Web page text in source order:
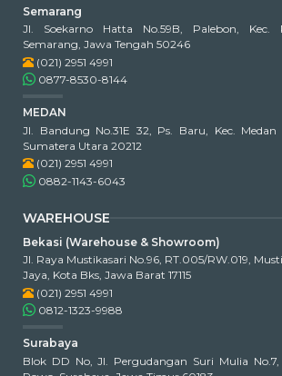
Semarang
Jl. Soekarno Hatta No.59B, Palebon, Kec.
Semarang, Jawa Tengah 50246
(021) 2951 4991
0877-8530-8144
MEDAN
Jl. Bandung No.31E 32, Ps. Baru, Kec. Medan
Sumatera Utara 20212
(021) 2951 4991
0882-1143-6043
WAREHOUSE
Bekasi (Warehouse & Showroom)
Jl. Raya Mustikasari No.96, RT.005/RW.019,
Jaya, Kota Bks, Jawa Barat 17115
(021) 2951 4991
0812-1323-9988
Surabaya
Blok DD No, Jl. Pergudangan Suri Mulia No.7,